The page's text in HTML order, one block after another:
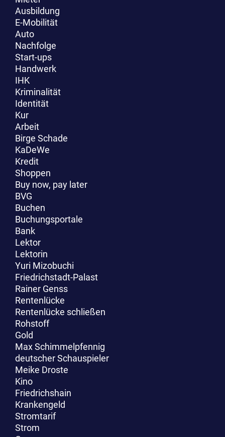
Ausbildung
E-Mobilität
Auto
Nachfolge
Start-ups
Handwerk
IHK
Kriminalität
Identität
Kur
Arbeit
Birge Schade
KaDeWe
Kredit
Shoppen
Buy now, pay later
BVG
Buchen
Buchungsportale
Bank
Lektor
Lektorin
Yuri Mizobuchi
Friedrichstadt-Palast
Rainer Genss
Rentenlücke
Rentenlücke schließen
Rohstoff
Gold
Max Schimmelpfennig
deutscher Schauspieler
Meike Droste
Kino
Friedrichshain
Krankengeld
Stromtarif
Strom